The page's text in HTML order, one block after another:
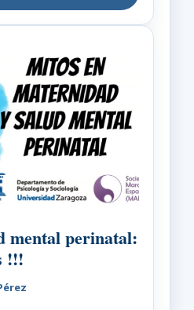
mental perinatal:
!!!